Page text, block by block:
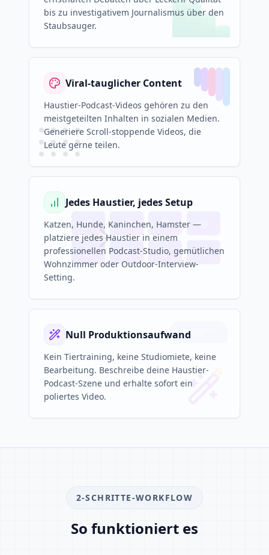
bis zu investigativem Journalismus über den
Staubsauger.
Viral-tauglicher Content
Haustier-Podcast-Videos gehören zu den
meistgeteilten Inhalten in sozialen Medien.
Generiere Scroll-stoppende Videos, die
Leute gerne teilen.
Jedes Haustier, jedes Setup
Katzen, Hunde, Kaninchen, Hamster —
platziere jedes Haustier in einem
professionellen Podcast-Studio, gemütlichen
Wohnzimmer oder Outdoor-Interview-
Setting.
Null Produktionsaufwand
Kein Tiertraining, keine Studiomiete, keine
Bearbeitung. Beschreibe deine Haustier-
Podcast-Szene und erhalte sofort ein
poliertes Video.
2-SCHRITTE-WORKFLOW
So funktioniert es